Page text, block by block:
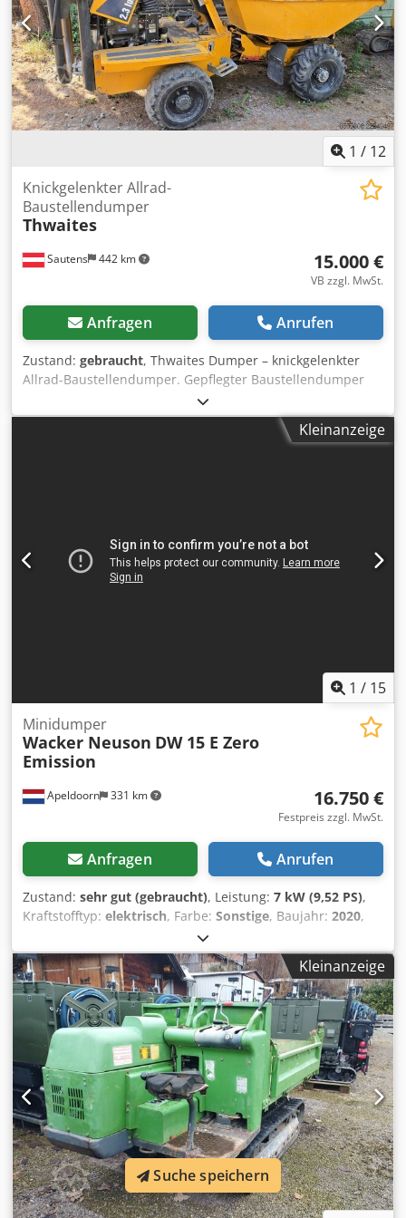
1 / 12
Sautens 442 km
Knickgelenkter Allrad-
Baustellendumper
Thwaites
15.000 €
VB zzgl. MwSt.
Anfragen Anrufen
Zustand: gebraucht, Thwaites Dumper – knickgelenkter
Allrad-Baustellendumper. Gepflegter Baustellendumper
mit nur 1.289 Betriebsstunden. Technische Daten: - Typ:
knickgelenkter Allrad-Baustellendumper - Hersteller:
Thwaites Ltd Cjdpfxoziaa Hj Apterf - Baujahr: 2011 -
und Abholung nach Vereinbarung.
Kleinanzeige
1 / 15
Apeldoorn 331 km
Minidumper
Wacker Neuson DW 15 E Zero
Emission
16.750 €
Festpreis zzgl. MwSt.
Anfragen Anrufen
Zustand: sehr gut (gebraucht), Leistung: 7 kW (9,52 PS),
Kraftstofftyp: elektrisch, Farbe: Sonstige, Baujahr: 2020,
, Technische Informationen
Fahrgestellform: Knick Antrieb: Rad Maße Abmessungen (L
x B x H): 322 x 130 x 196 cm Gewichte Leergewicht: 1.900 kg
Zuladung: 1.500 kg zGG: 1.975 kg Crsdpszgvlaefx Aptof
Funktionell Inhalt der Ladeschaufel: 0,8 m³ CE-
Kennzeichnung: ja Zustand Technischer Zustand: sehr gut
Optischer Zustand: sehr gut = Weitere Optionen und
Zubehör = - Arbeitslampe(n) = Anmerkungen = Allgemein
Produktionsland: Oostenrijk Emissionsfreier, schwenkbarer
Kipper, Rasenreifen
Kleinanzeige
Suche speichern